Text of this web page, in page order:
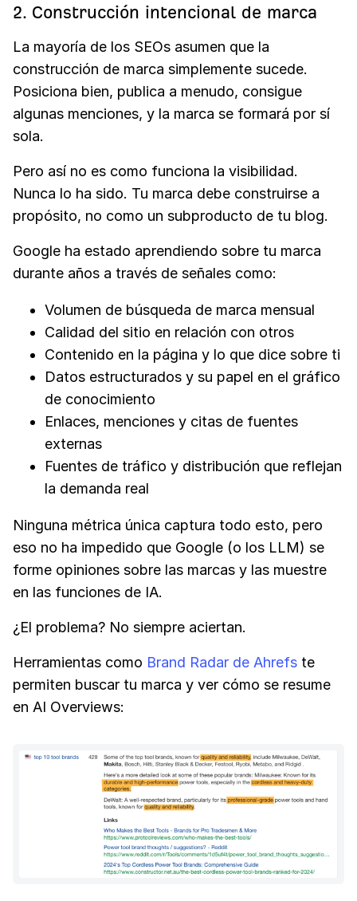
2. Construcción intencional de marca
La mayoría de los SEOs asumen que la
construcción de marca simplemente sucede.
Posiciona bien, publica a menudo, consigue
algunas menciones, y la marca se formará por sí
sola.
Pero así no es como funciona la visibilidad.
Nunca lo ha sido. Tu marca debe construirse a
propósito, no como un subproducto de tu blog.
Google ha estado aprendiendo sobre tu marca
durante años a través de señales como:
Volumen de búsqueda de marca mensual
Calidad del sitio en relación con otros
Contenido en la página y lo que dice sobre ti
Datos estructurados y su papel en el gráfico
de conocimiento
Enlaces, menciones y citas de fuentes
externas
Fuentes de tráfico y distribución que reflejan
la demanda real
Ninguna métrica única captura todo esto, pero
eso no ha impedido que Google (o los LLM) se
forme opiniones sobre las marcas y las muestre
en las funciones de IA.
¿El problema? No siempre aciertan.
Herramientas como Brand Radar de Ahrefs te
permiten buscar tu marca y ver cómo se resume
en AI Overviews: